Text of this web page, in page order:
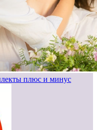
плюс и минус